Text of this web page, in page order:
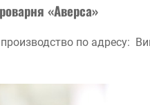
«Аверса»
по адресу: